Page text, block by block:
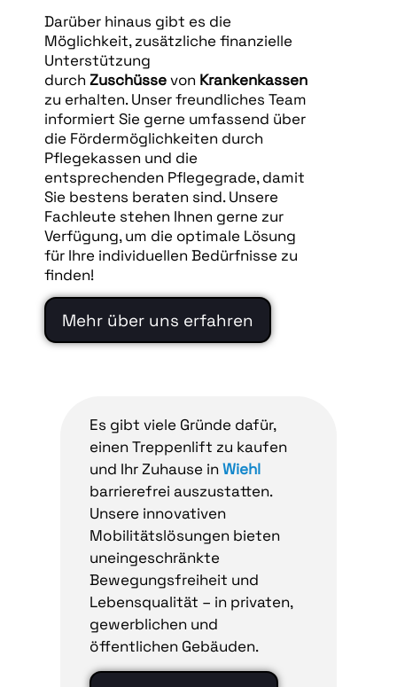
Darüber hinaus gibt es die
Möglichkeit, zusätzliche finanzielle
Unterstützung
durchZuschüssevon Krankenkassen
zu erhalten. Unser freundliches Team
informiert Sie gerne umfassend über
die Fördermöglichkeiten durch
Pflegekassen und die
entsprechenden Pflegegrade, damit
Sie bestens beraten sind. Unsere
Fachleute stehen Ihnen gerne zur
Verfügung, um die optimale Lösung
für Ihre individuellen Bedürfnisse zu
finden!
Mehr über uns erfahren
Es gibt viele Gründe dafür,
einen Treppenlift zu kaufen
und Ihr Zuhause inWiehl
barrierefrei auszustatten.
Unsere innovativen
Mobilitätslösungen bieten
uneingeschränkte
Bewegungsfreiheit und
Lebensqualität – in privaten,
gewerblichen und
öffentlichen Gebäuden.